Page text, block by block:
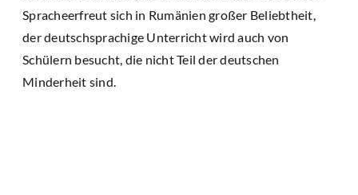
Spracheerfreut sich in Rumänien großer Beliebtheit,
der deutschsprachige Unterricht wird auch von
Schülern besucht, die nicht Teil der deutschen
Minderheit sind.